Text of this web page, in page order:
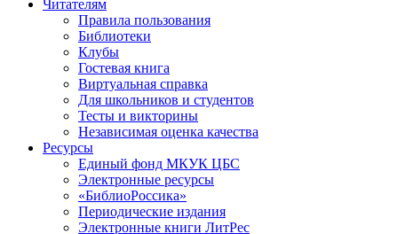
Читателям
Правила пользования
Библиотеки
Клубы
Гостевая книга
Виртуальная справка
Для школьников и студентов
Тесты и викторины
Независимая оценка качества
Ресурсы
Единый фонд МКУК ЦБС
Электронные ресурсы
«БиблиоРоссика»
Периодические издания
Электронные книги ЛитРес